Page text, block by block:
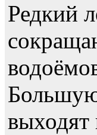
Редкий
выходят